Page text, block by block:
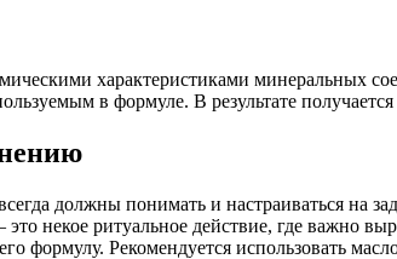
характеристиками минеральных
в формуле. В результате получается
должны понимать и настраиваться на
некое ритуальное действие, где важно
формулу. Рекомендуется использовать